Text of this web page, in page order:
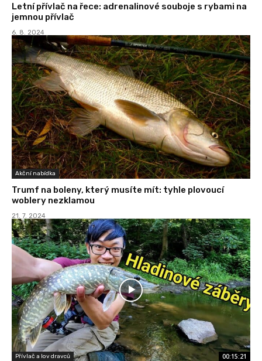
Letní přívlač na řece: adrenalinové souboje s rybami na
jemnou přívlač
6. 8. 2024
Akční nabídka
Trumf na boleny, který musíte mít: tyhle plovoucí
woblery nezklamou
21. 7. 2024
Přívlač a lov dravců 00:15:21